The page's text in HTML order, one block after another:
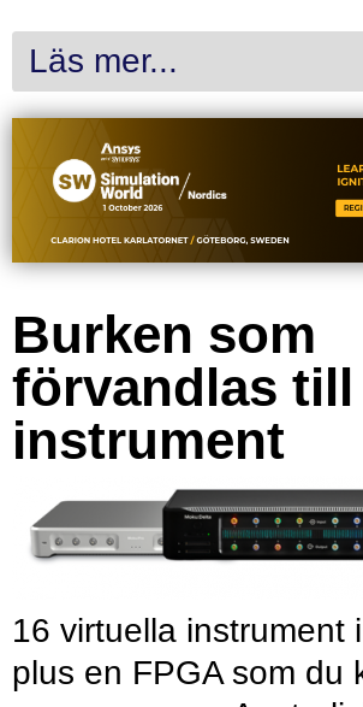
Läs mer...
Burken som
förvandlas
instrument
16 virtuella instrument
plus en FPGA som du